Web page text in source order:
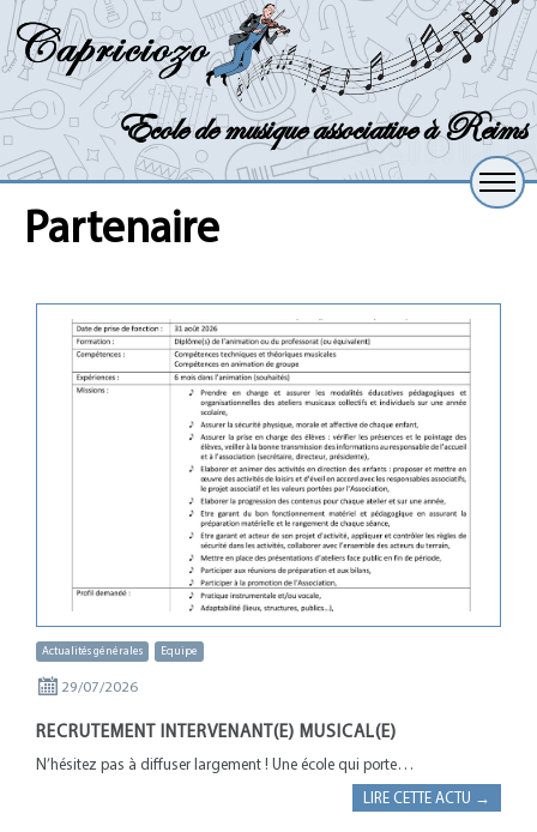
Ecole de musique associative à Reims
partenaire
Actualités générales Equipe
29/07/2026
RECRUTEMENT INTERVENANT(E) MUSICAL(E)
N’hésitez pas à diffuser largement ! Une école qui porte…
LIRE CETTE ACTU →